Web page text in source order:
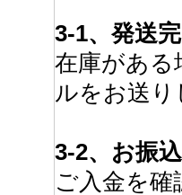
3-1、発送
在庫がある
ルをお送
3-2、お振
ご入金を